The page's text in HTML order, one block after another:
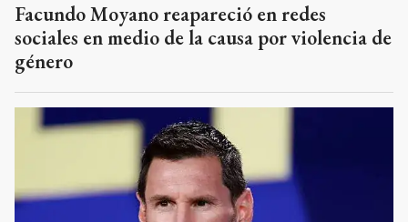
Facundo Moyano reapareció en redes
sociales en medio de la causa por violencia de
género